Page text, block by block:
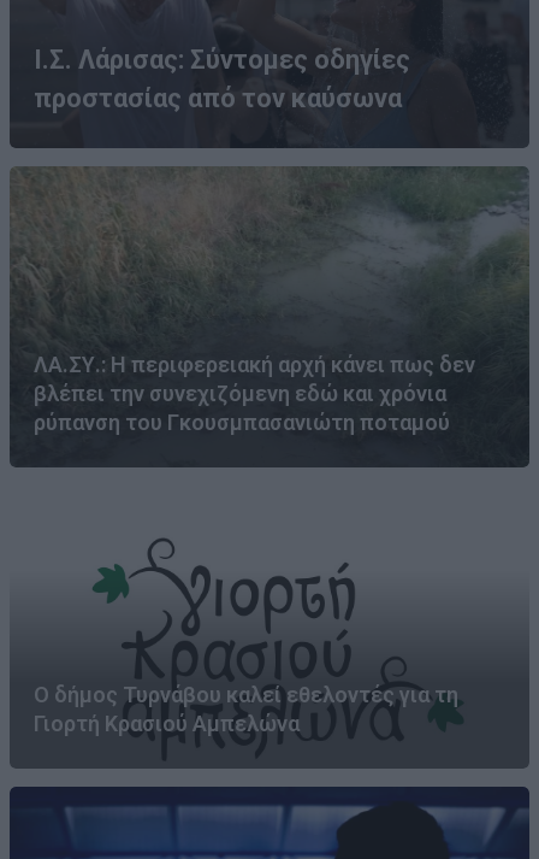
Ι.Σ. Λάρισας: Σύντομες οδηγίες
προστασίας από τον καύσωνα
ΛΑ.ΣΥ.: Η περιφερειακή αρχή κάνει πως δεν
βλέπει την συνεχιζόμενη εδώ και χρόνια
ρύπανση του Γκουσμπασανιώτη ποταμού
Ο δήμος Τυρνάβου καλεί εθελοντές για τη
Γιορτή Κρασιού Αμπελώνα